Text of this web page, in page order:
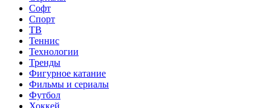
Софт
Спорт
ТВ
Теннис
Технологии
Тренды
Фигурное катание
Фильмы и сериалы
Футбол
Хоккей